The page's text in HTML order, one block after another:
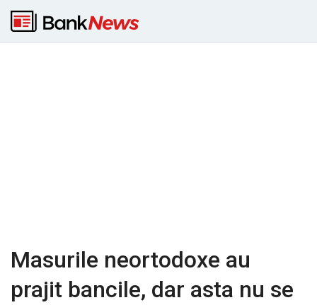
Masurile neortodoxe au
prajit bancile, dar asta nu se